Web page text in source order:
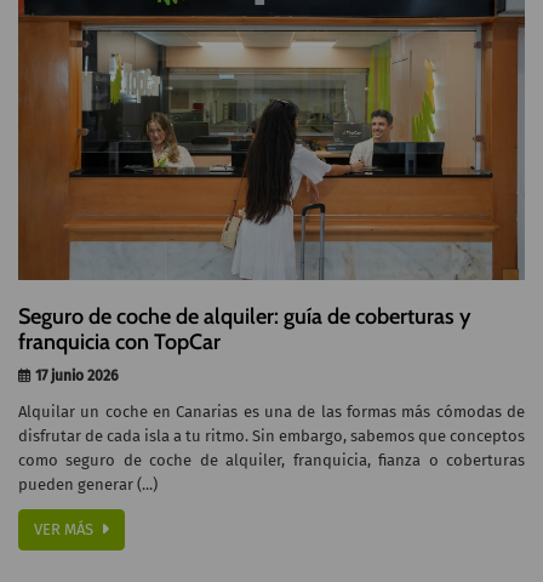
Seguro de coche de alquiler: guía de coberturas y
franquicia con TopCar
17 junio 2026
Alquilar un coche en Canarias es una de las formas más cómodas de
disfrutar de cada isla a tu ritmo. Sin embargo, sabemos que conceptos
como seguro de coche de alquiler, franquicia, fianza o coberturas
pueden generar (...)
VER MÁS